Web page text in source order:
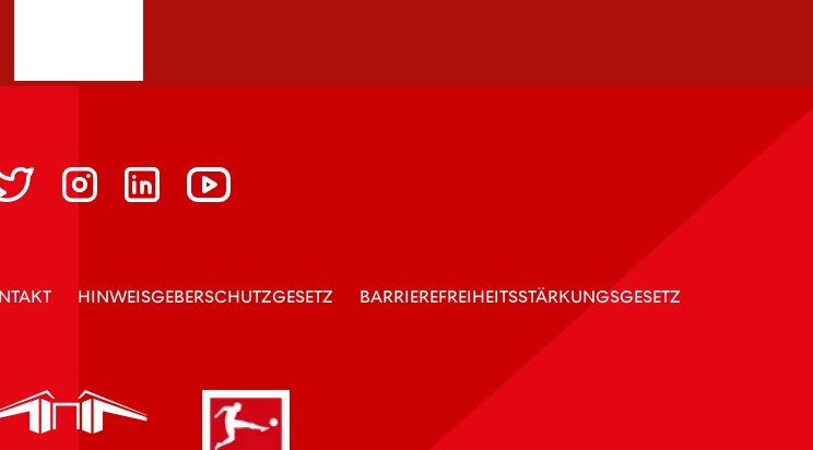
HINWEISGEBERSCHUTZGESETZ BARRIEREFREIHEITSSTÄRKUNGSGESETZ